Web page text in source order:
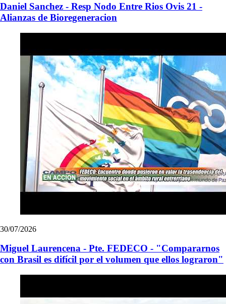
Daniel Sanchez - Resp Nodo Entre Rios Ovis 21 -
Alianzas de Bioregeneracion
30/07/2026
Miguel Laurencena - Pte. FEDECO - "Compararnos
con Brasil es difícil por el volumen que ellos lograron"